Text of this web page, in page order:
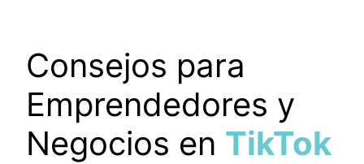
Consejos para
Emprendedores y
Negocios en TikTok